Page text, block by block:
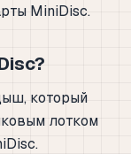
MiniDisc.
который
лотком